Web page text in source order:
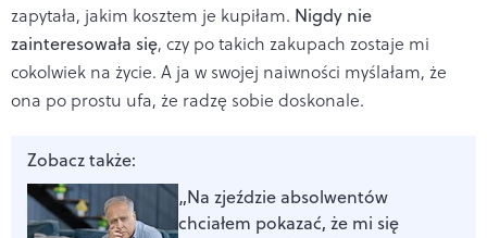
zapytała, jakim kosztem je kupiłam. Nigdy nie
zainteresowała się, czy po takich zakupach zostaje mi
cokolwiek na życie. A ja w swojej naiwności myślałam, że
ona po prostu ufa, że radzę sobie doskonale.
Zobacz także:
„Na zjeździe absolwentów
chciałem pokazać, że mi się